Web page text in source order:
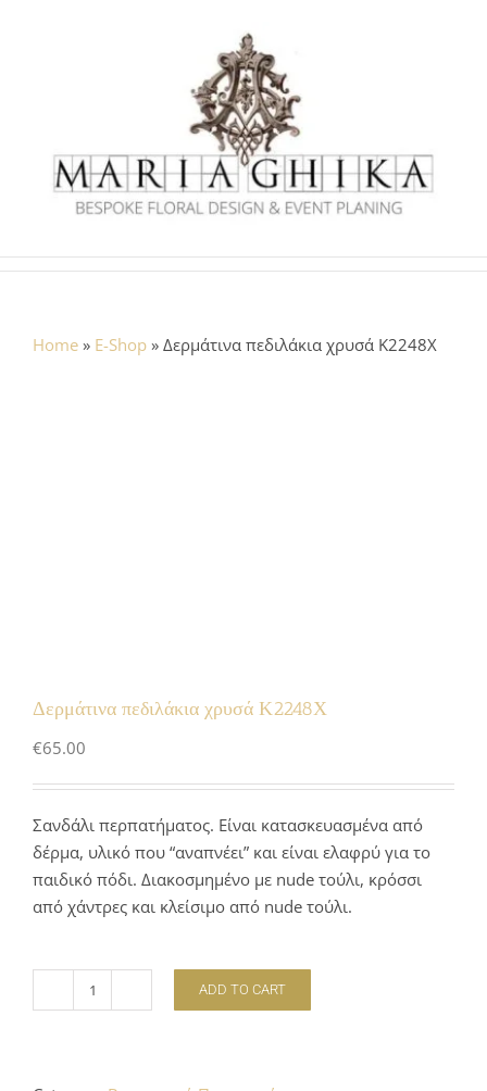
Home » E-Shop » Δερμάτινα πεδιλάκια χρυσά Κ2248Χ
Δερμάτινα πεδιλάκια χρυσά Κ2248Χ
€65.00
Σανδάλι περπατήματος. Είναι κατασκευασμένα από
δέρμα, υλικό που “αναπνέει” και είναι ελαφρύ για το
παιδικό πόδι. Διακοσμημένο με nude τούλι, κρόσσι
από χάντρες και κλείσιμο από nude τούλι.
Δερμάτινα
ADD TO CART